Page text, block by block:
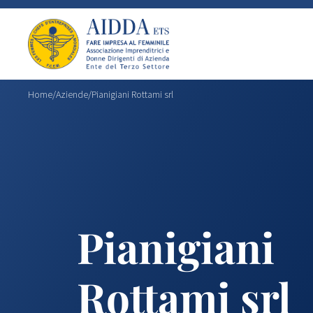
Home/Aziende/Pianigiani Rottami srl
Pianigiani
Rottami srl